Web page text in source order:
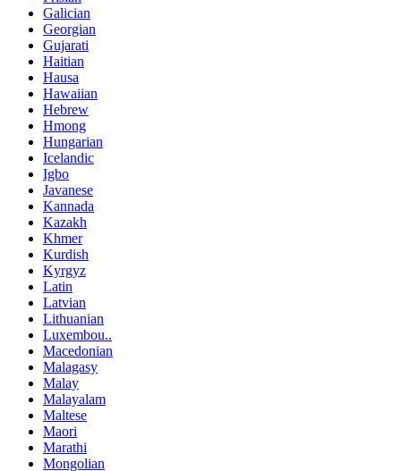
Galician
Georgian
Gujarati
Haitian
Hausa
Hawaiian
Hebrew
Hmong
Hungarian
Icelandic
Igbo
Javanese
Kannada
Kazakh
Khmer
Kurdish
Kyrgyz
Latin
Latvian
Lithuanian
Luxembou..
Macedonian
Malagasy
Malay
Malayalam
Maltese
Maori
Marathi
Mongolian